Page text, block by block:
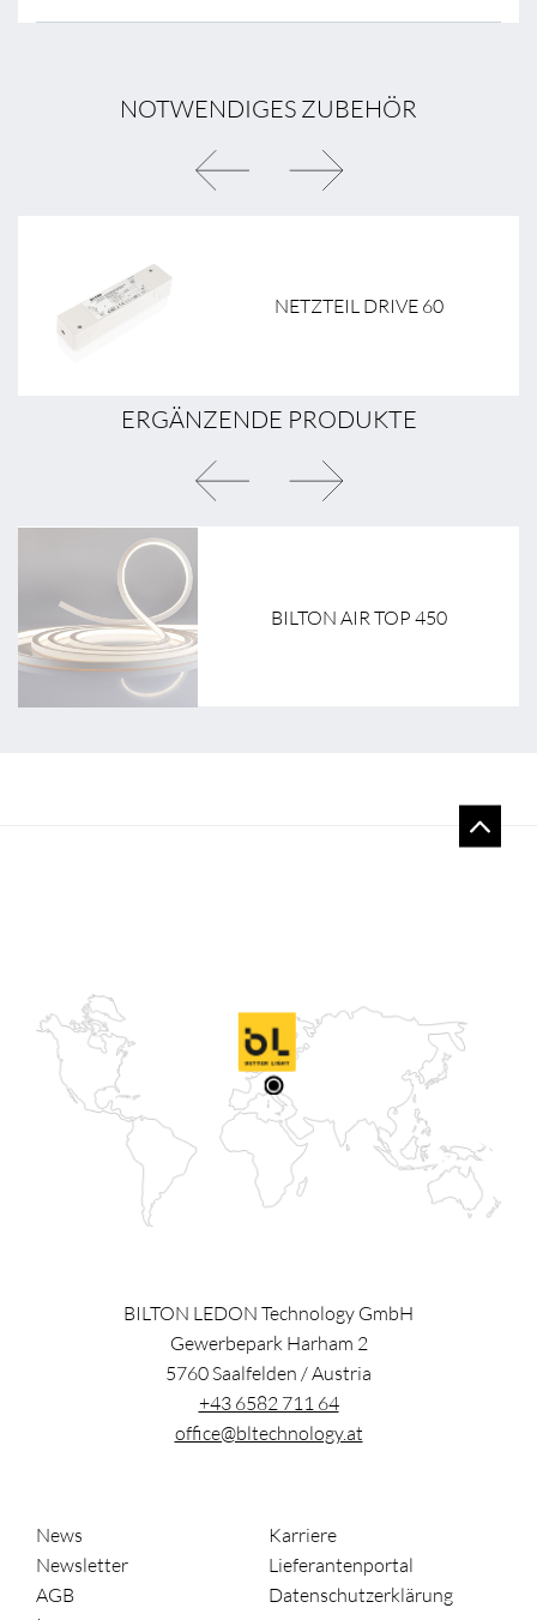
NOTWENDIGES ZUBEHÖR
NETZTEIL DRIVE 60
ERGÄNZENDE PRODUKTE
BILTON AIR TOP 450
BILTON LEDON Technology GmbH
Gewerbepark Harham 2
5760Saalfelden /Austria
+43 6582 711 64
office@bltechnology.at
News
Karriere
Newsletter
Lieferantenportal
AGB
Datenschutzerklärung